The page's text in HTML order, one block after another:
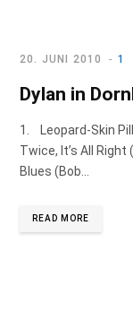
1
20. JUNI 2010
Dylan in
1. Leopard-Skin
Twice, It’s All
Blues (Bob…
READ MORE